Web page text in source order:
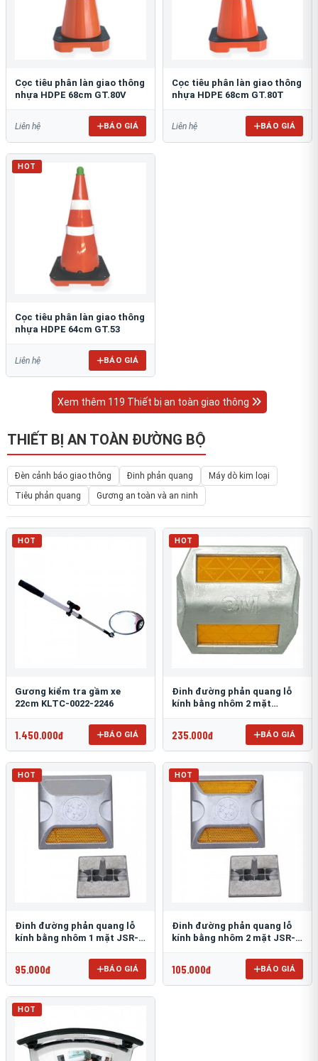
Cọc tiêu phân làn giao thông
nhựa HDPE 68cm GT.80V
Liên hệ BÁO GIÁ
Cọc tiêu phân làn giao thông
nhựa HDPE 68cm GT.80T
Liên hệ BÁO GIÁ
HOT
Cọc tiêu phân làn giao thông
nhựa HDPE 64cm GT.53
Liên hệ BÁO GIÁ
Xem thêm 119 Thiết bị an toàn giao thông
THIẾT BỊ AN TOÀN ĐƯỜNG BỘ
Đèn cảnh báo giao thông Đinh phản quang
Máy dò kim loại
Tiêu phản quang
Gương an toàn và an ninh
HOT
Gương kiểm tra gầm xe
22cm KLTC-0022-2246
1.450.000đ BÁO GIÁ
HOT
Đinh đường phản quang lỗ
kính bằng nhôm 2 mặt
235.000đ BÁO GIÁ
HOT
Đinh đường phản quang lỗ
kính bằng nhôm 1 mặt JSR-
95.000đ BÁO GIÁ
HOT
Đinh đường phản quang lỗ
kính bằng nhôm 2 mặt JSR-
105.000đ BÁO GIÁ
HOT